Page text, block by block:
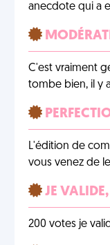
anecdote qui a
C'est vraiment
tombe bien, il y
L'édition de
vous venez de
JE
200 votes je